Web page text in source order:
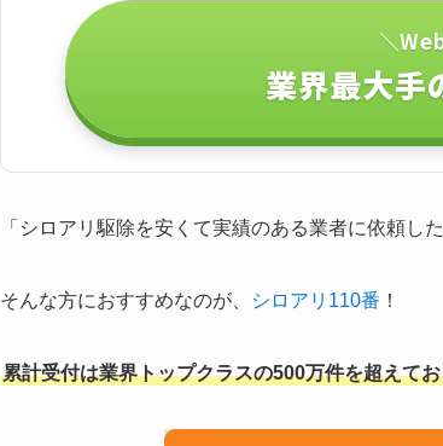
＼
業界最大手
「シロアリ駆除を安くて実績のある業者に依頼し
そんな方におすすめなのが、 シロアリ110番 ！
累計受付は業界トップクラスの500万件を超えて